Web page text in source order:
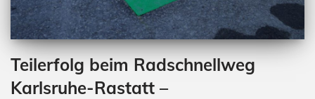
Teilerfolg beim Radschnellweg
Karlsruhe-Rastatt –